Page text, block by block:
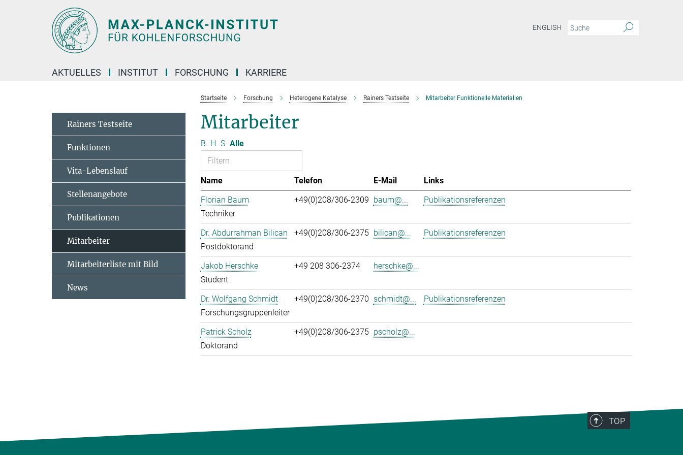
ENGLISH
AKTUELLES INSTITUT FORSCHUNG KARRIERE
Startseite Forschung Heterogene Katalyse Rainers Testseite Mitarbeiter Funktionelle Materialien
Mitarbeiter
B H S Alle
Name Telefon E-Mail
Links
Florian Baum
Techniker
+49(0)208/306-2309 baum@... Publikationsreferenzen
Dr. Abdurrahman Bilican
Postdoktorand
+49(0)208/306-2375 bilican@... Publikationsreferenzen
Jakob Herschke
Student
+49 208 306-2374 herschke@...
Dr. Wolfgang Schmidt
Forschungsgruppenleiter
+49(0)208/306-2370 schmidt@... Publikationsreferenzen
Patrick Scholz
Doktorand
+49(0)208/306-2375 pscholz@...
Rainers Testseite
Funktionen
Vita-Lebenslauf
Stellenangebote
Publikationen
Mitarbeiter
Mitarbeiterliste mit Bild
News
TOP